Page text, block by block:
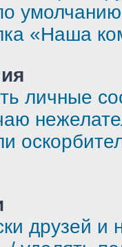
«Наша
личные
друзей и